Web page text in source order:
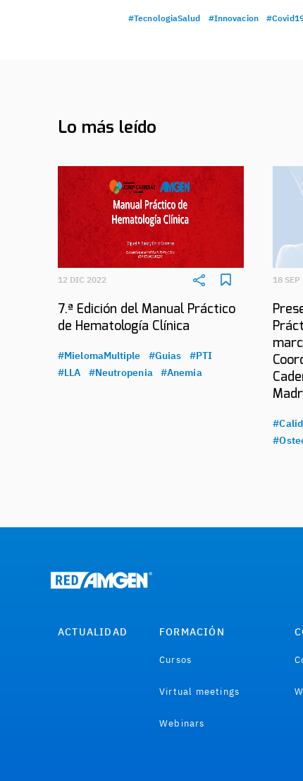
#TecnologiaSalud #Innovacion
Lo más leído
12 DIC 2022
7.ª Edición del Manual Práctico
de Hematología Clínica
#MielomaMultiple #Guias
#PTI
#LLA
#Neutropenia #Anemia
18
ACTUALIDAD FORMACIÓN
Cursos
Virtual meetings
Webinars